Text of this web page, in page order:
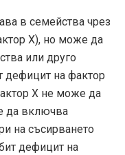
в семейства чрез
X), но може да
или друго
дефицит на фактор
X не може да
да включва
на съсирването
дефицит на